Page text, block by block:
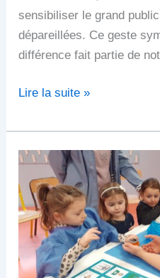
sensibiliser le grand
dépareillées. Ce geste
différence fait partie de
Lire la suite »
L’hôpital
des
nounours